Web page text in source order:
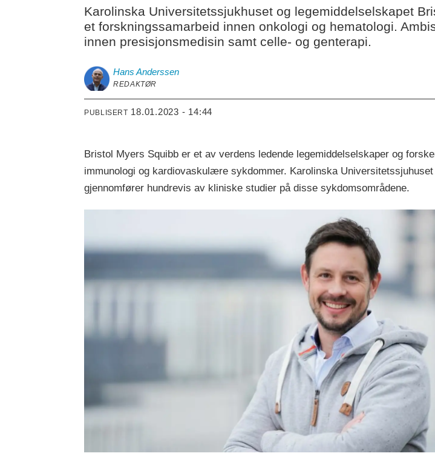
Karolinska Universitetssjukhuset og legemiddelselskapet
et forskningssamarbeid innen onkologi og hematologi.
innen presisjonsmedisin samt celle- og genterapi.
Hans Anderssen
REDAKTØR
PUBLISERT 18.01.2023 - 14:44
Bristol Myers Squibb er et av verdens ledende legemiddelselskaper og
immunologi og kardiovaskulære sykdommer. Karolinska
gjennomfører hundrevis av kliniske studier på disse sykdomsområdene.